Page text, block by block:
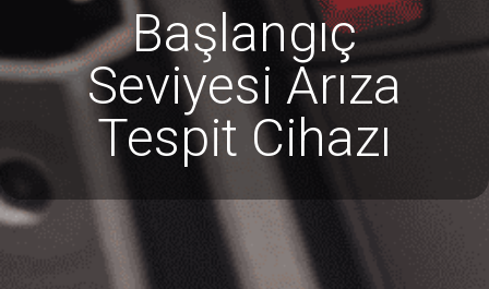
Başlangıç
Seviyesi Arıza
Tespit Cihazı